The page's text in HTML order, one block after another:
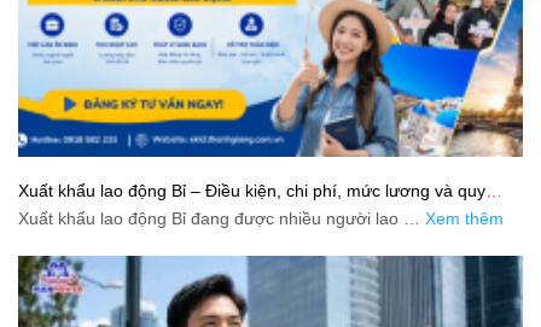
Xuất khẩu lao động Bỉ – Điều kiện, chi phí, mức lương và quy
trình chuẩn cho người lao động
Xuất khẩu lao động Bỉ đang được nhiều người lao … Xem thêm